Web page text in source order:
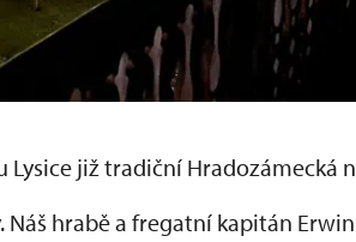
Lysice již tradiční Hradozámecká
hrabě a fregatní kapitán